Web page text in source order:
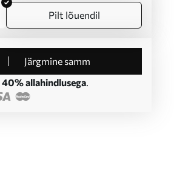
Pilt lõuendil
Järgmine samm
40% allahindlusega.